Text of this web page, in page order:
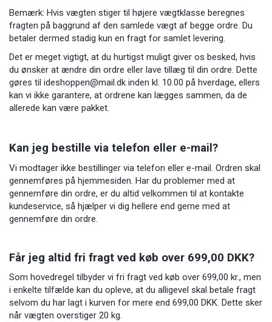
Bemærk: Hvis vægten stiger til højere vægtklasse beregnes
fragten på baggrund af den samlede vægt af begge ordre. Du
betaler dermed stadig kun en fragt for samlet levering.
Det er meget vigtigt, at du hurtigst muligt giver os besked, hvis
du ønsker at ændre din ordre eller lave tillæg til din ordre. Dette
gøres til ideshoppen@mail.dk inden kl. 10.00 på hverdage, ellers
kan vi ikke garantere, at ordrene kan lægges sammen, da de
allerede kan være pakket.
Kan jeg bestille via telefon eller e-mail?
Vi modtager ikke bestillinger via telefon eller e-mail. Ordren skal
gennemføres på hjemmesiden. Har du problemer med at
gennemføre din ordre, er du altid velkommen til at kontakte
kundeservice, så hjælper vi dig hellere end gerne med at
gennemføre din ordre.
Får jeg altid fri fragt ved køb over 699,00 DKK?
Som hovedregel tilbyder vi fri fragt ved køb over 699,00 kr., men
i enkelte tilfælde kan du opleve, at du alligevel skal betale fragt
selvom du har lagt i kurven for mere end 699,00 DKK. Dette sker
når vægten overstiger 20 kg.